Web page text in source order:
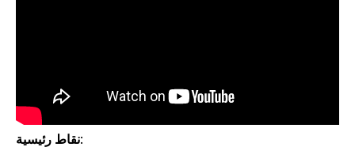
نقاط رئيسية